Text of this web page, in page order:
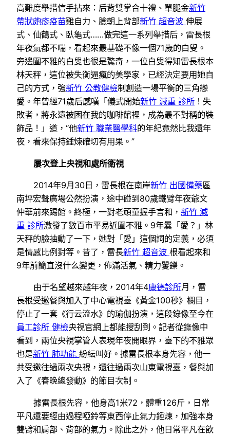
高難度舉措信手拈來：后背雙掌合十禮、單腿金新竹
帶狀皰疹疫苗雞自力、臉朝上背部新竹 超音波 伸展
式、仙鶴式、臥龜式……做完這一系列舉措后，雷長根
年夜氣都不喘，看起來最基礎不像一個71歲的白叟。
旁邊圍不雅的白叟也很是驚奇，一位白叟得知雷長根本
林天秤，這位被失衡逼瘋的美學家，已經決定要用她自
己的方式，強新竹 公教健檢制創造一場平衡的三角戀
愛。年曾經71歲后感嘆「儀式開始新竹 減重 診所 ！失
敗者，將永遠被困在我的咖啡館裡，成為最不對稱的裝
飾品！」道，“他新竹 職業醫學科的年紀竟然比我還年
夜，看來保持錘煉確切有用果。”
屢次登上央視和處所衛視
2014年9月30日，雷長根在南岸新竹 出國備藥區
南坪宏聲廣場公然扮演，途中碰到80歲鐵臂年夜爺文
仲華前來踢館。終極，一對老頑童握手言和， 新竹 減
重 診所激發了數百市平易近圍不雅。9年曩「愛？」林
天秤的臉抽動了一下，她對「愛」這個詞的定義，必須
是情感比例對等。昔了，雷長新竹 超音波 根看起來和
9年前簡直沒什么變更，佈滿活氣、精力矍鑠。
由于名望越來越年夜，2014年4康德診所月，雷
長根受邀餐與加入了中心電視臺《黃金100秒》欄目，
停止了一套《行云流水》的瑜伽扮演，這段錄像至今在
員工診所 健檢央視官網上都能搜刮到。記者從錄像中
看到，兩位央視掌管人表現年夜開眼界，臺下的不雅眾
也是新竹 肺功能 紛紜叫好。據雷長根本身先容，他一
共受邀往過兩次央視，還往過兩次山東電視臺，餐與加
入了《春晚總發動》的節目次制。
據雷長根先容，他身高1米72，體重126斤，日常
平凡還要經由過程啞鈴等東西停止氣力錘煉，加強本身
雙臂和肩部、背部的氣力。除此之外，他日常平凡在飲